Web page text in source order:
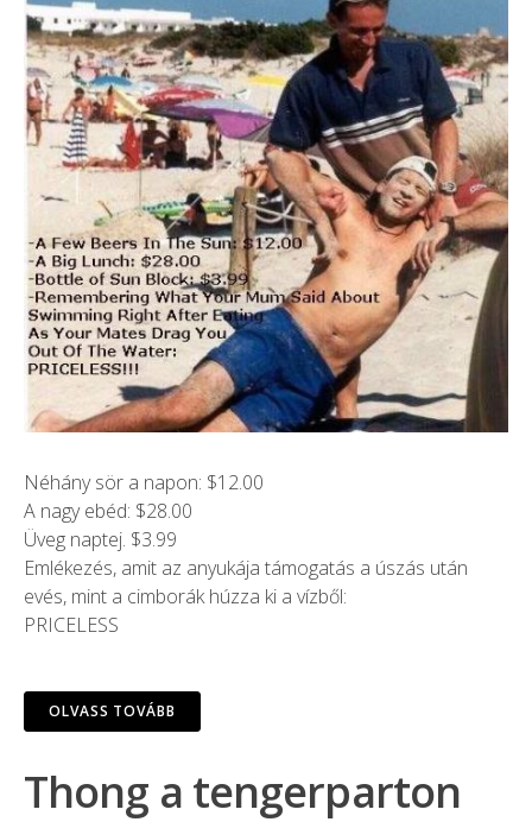
Néhány sör a napon: $12.00
A nagy ebéd: $28.00
Üveg naptej. $3.99
Emlékezés, amit az anyukája támogatás a úszás után
evés, mint a cimborák húzza ki a vízből:
PRICELESS
OLVASS TOVÁBB
Thong a tengerparton